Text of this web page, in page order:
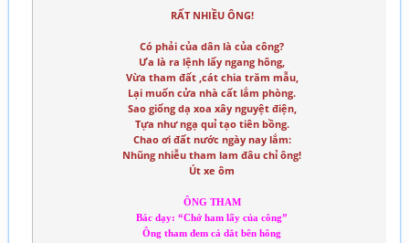
RẤT NHIỀU ÔNG!
Có phải của dân là của công?
Ưa là ra lệnh lấy ngang hông,
Vừa tham đất ,cát chia trăm mẫu,
Lại muốn cửa nhà cất lắm phòng.
Sao giống dạ xoa xây nguyệt điện,
Tựa như ngạ quỉ tạo tiên bồng.
Chao ơi đất nước ngày nay lắm:
Nhũng nhiễu tham lam đâu chỉ ông!
Út xe ôm
ÔNG THAM
Bác dạy: “Chớ ham lấy của công”
Ông tham đem cả dắt bên hông